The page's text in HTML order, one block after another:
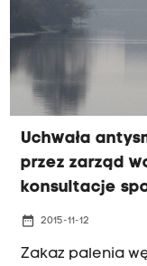
Uchwała
przez zarząd
konsultacje
date_range 2015-11-12
Zakaz palenia